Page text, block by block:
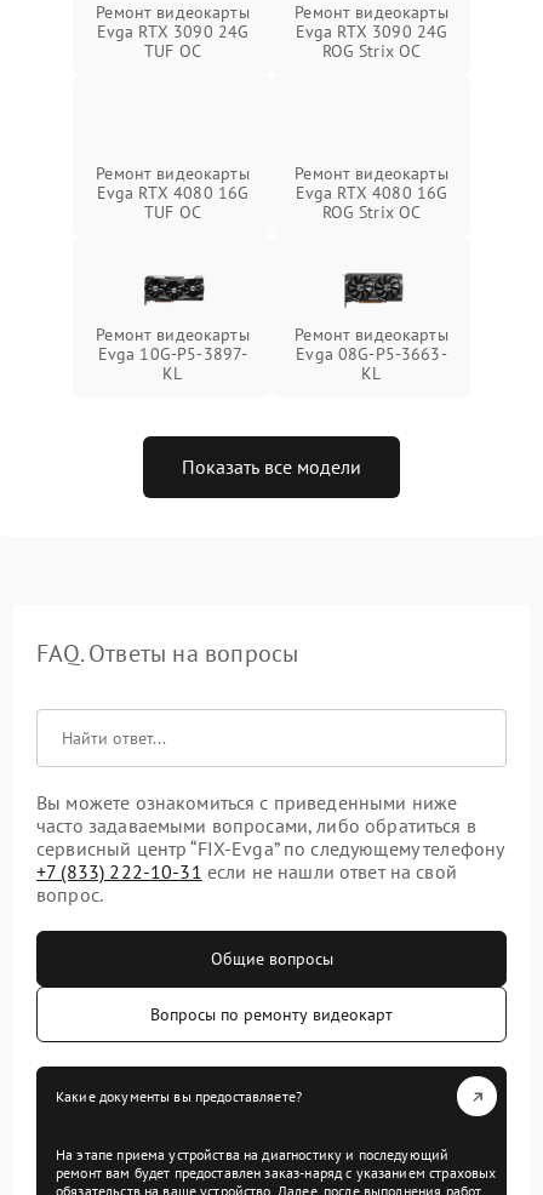
Ремонт видеокарты
Evga RTX 3090 24G
TUF OC
Ремонт видеокарты
Evga RTX 3090 24G
ROG Strix OC
Ремонт видеокарты
Evga RTX 4080 16G
TUF OC
Ремонт видеокарты
Evga RTX 4080 16G
ROG Strix OC
Ремонт видеокарты
Evga 10G-P5-3897-
KL
Ремонт видеокарты
Evga 08G-P5-3663-
KL
Показать все модели
FAQ. Ответы на вопросы
Вы можете ознакомиться с приведенными ниже
часто задаваемыми вопросами, либо обратиться в
сервисный центр “FIX-Evga” по следующему телефону
+7 (833) 222-10-31 если не нашли ответ на свой
вопрос.
Общие вопросы
Вопросы по ремонту видеокарт
Какие документы вы предоставляете?
На этапе приема устройства на диагностику и последующий
ремонт вам будет предоставлен заказ-наряд с указанием страховых
обязательств на ваше устройство. Далее, после выполнения работ